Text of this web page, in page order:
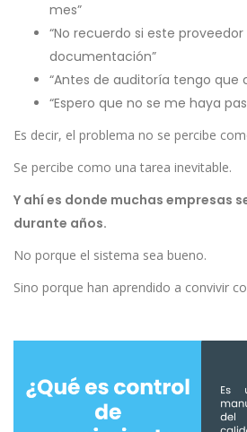
mes”
“No recuerdo si este
documentación”
“Antes de auditoría tengo que
“Espero que no se me haya
Es decir, el problema no se percibe
Se percibe como una tarea inevitable.
Y ahí es donde muchas empresas
durante años.
No porque el sistema sea bueno.
Sino porque han aprendido a convivir